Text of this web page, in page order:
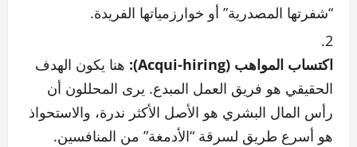
“شفرتها المصدرية” أو خوارزمياتها الفريدة.
اكتساب المواهب (Acqui-hiring):
هنا يكون الهدف
الحقيقي هو فريق العمل المبدع. يرى المحللون أن
رأس المال البشري هو الأصل الأكثر ندرة، والاستحواذ
هو أسرع طريق لسرقة “الأدمغة” من المنافسين.